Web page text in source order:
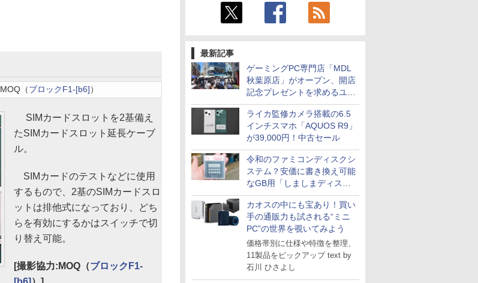
最新記事
ゲーミングPC専門店「MDL
秋葉原店」がオープン、開店
記念プレゼントを求めるユー
ザーが押し寄せ長蛇の列に
ライカ監修カメラ搭載の6.5
インチスマホ「AQUOS R9」
が39,000円！中古セール
令和のファミコンディスクシ
ステム？安価に書き換え可能
なGB用「しましまディスク
システム」
カオスの中にも宝あり！買い
手の通販力も試される“ミニ
PC”の世界を覗いてみよう
価格帯別に仕様や特徴を整理、
11製品をピックアップ text by
石川 ひさよし
MOQ（ ブロックF1-[b6] ）
SIMカードスロットを2基備え
たSIMカードスロット延長ケーブ
ル。
SIMカードのテストなどに使用
するもので、2基のSIMカードスロ
ットは排他式になっており、どち
らを有効にするかはスイッチで切
り替え可能。
[撮影協力:MOQ（ブロックF1-